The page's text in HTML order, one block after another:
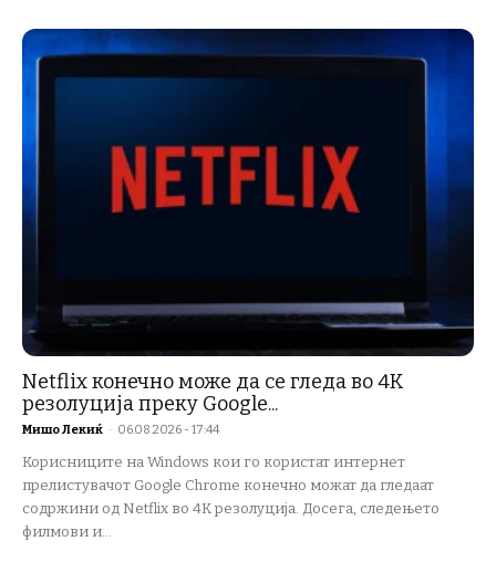
Netflix конечно може да се гледа во 4K
резолуција преку Google...
Мишо Лекиќ - 06.08.2026 - 17:44
Корисниците на Windows кои го користат интернет
прелистувачот Google Chrome конечно можат да гледаат
содржини од Netflix во 4K резолуција. Досега, следењето
филмови и...